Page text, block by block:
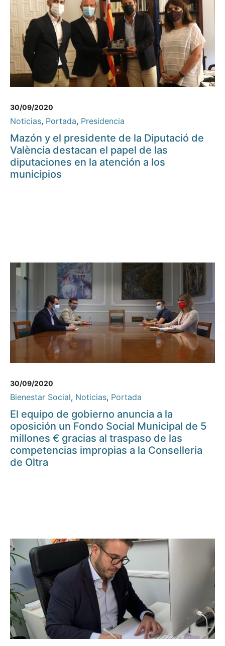
30/09/2020
Noticias, Portada, Presidencia
Mazón y el presidente de la Diputació de
València destacan el papel de las
diputaciones en la atención a los
municipios
30/09/2020
Bienestar Social, Noticias, Portada
El equipo de gobierno anuncia a la
oposición un Fondo Social Municipal de 5
millones € gracias al traspaso de las
competencias impropias a la Conselleria
de Oltra